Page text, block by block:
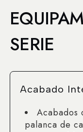
SERIE
Acabado
Acabados
palanca de